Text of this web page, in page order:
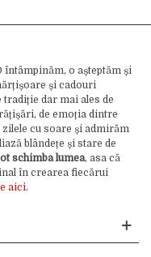
întâmpinăm, o așteptăm și
și cadouri
dar mai ales de
de emoția dintre
cu soare și admirăm
blândețe și stare de
schimba lumea, asa că
în crearea fiecărui
aici.